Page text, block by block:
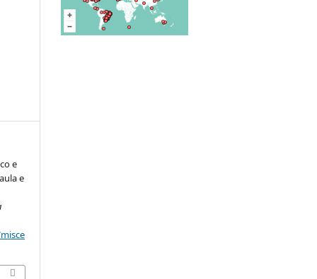
e
e